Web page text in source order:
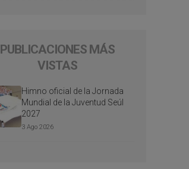
PUBLICACIONES MÁS
VISTAS
Himno oficial de la Jornada
Mundial de la Juventud Seúl
2027
3 Ago 2026